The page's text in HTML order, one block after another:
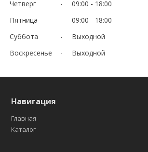
Четверг
09:00
18:00
Пятница
09:00
18:00
Суббота
Выходной
Воскресенье
Выходной
Навигация
Главная
Каталог